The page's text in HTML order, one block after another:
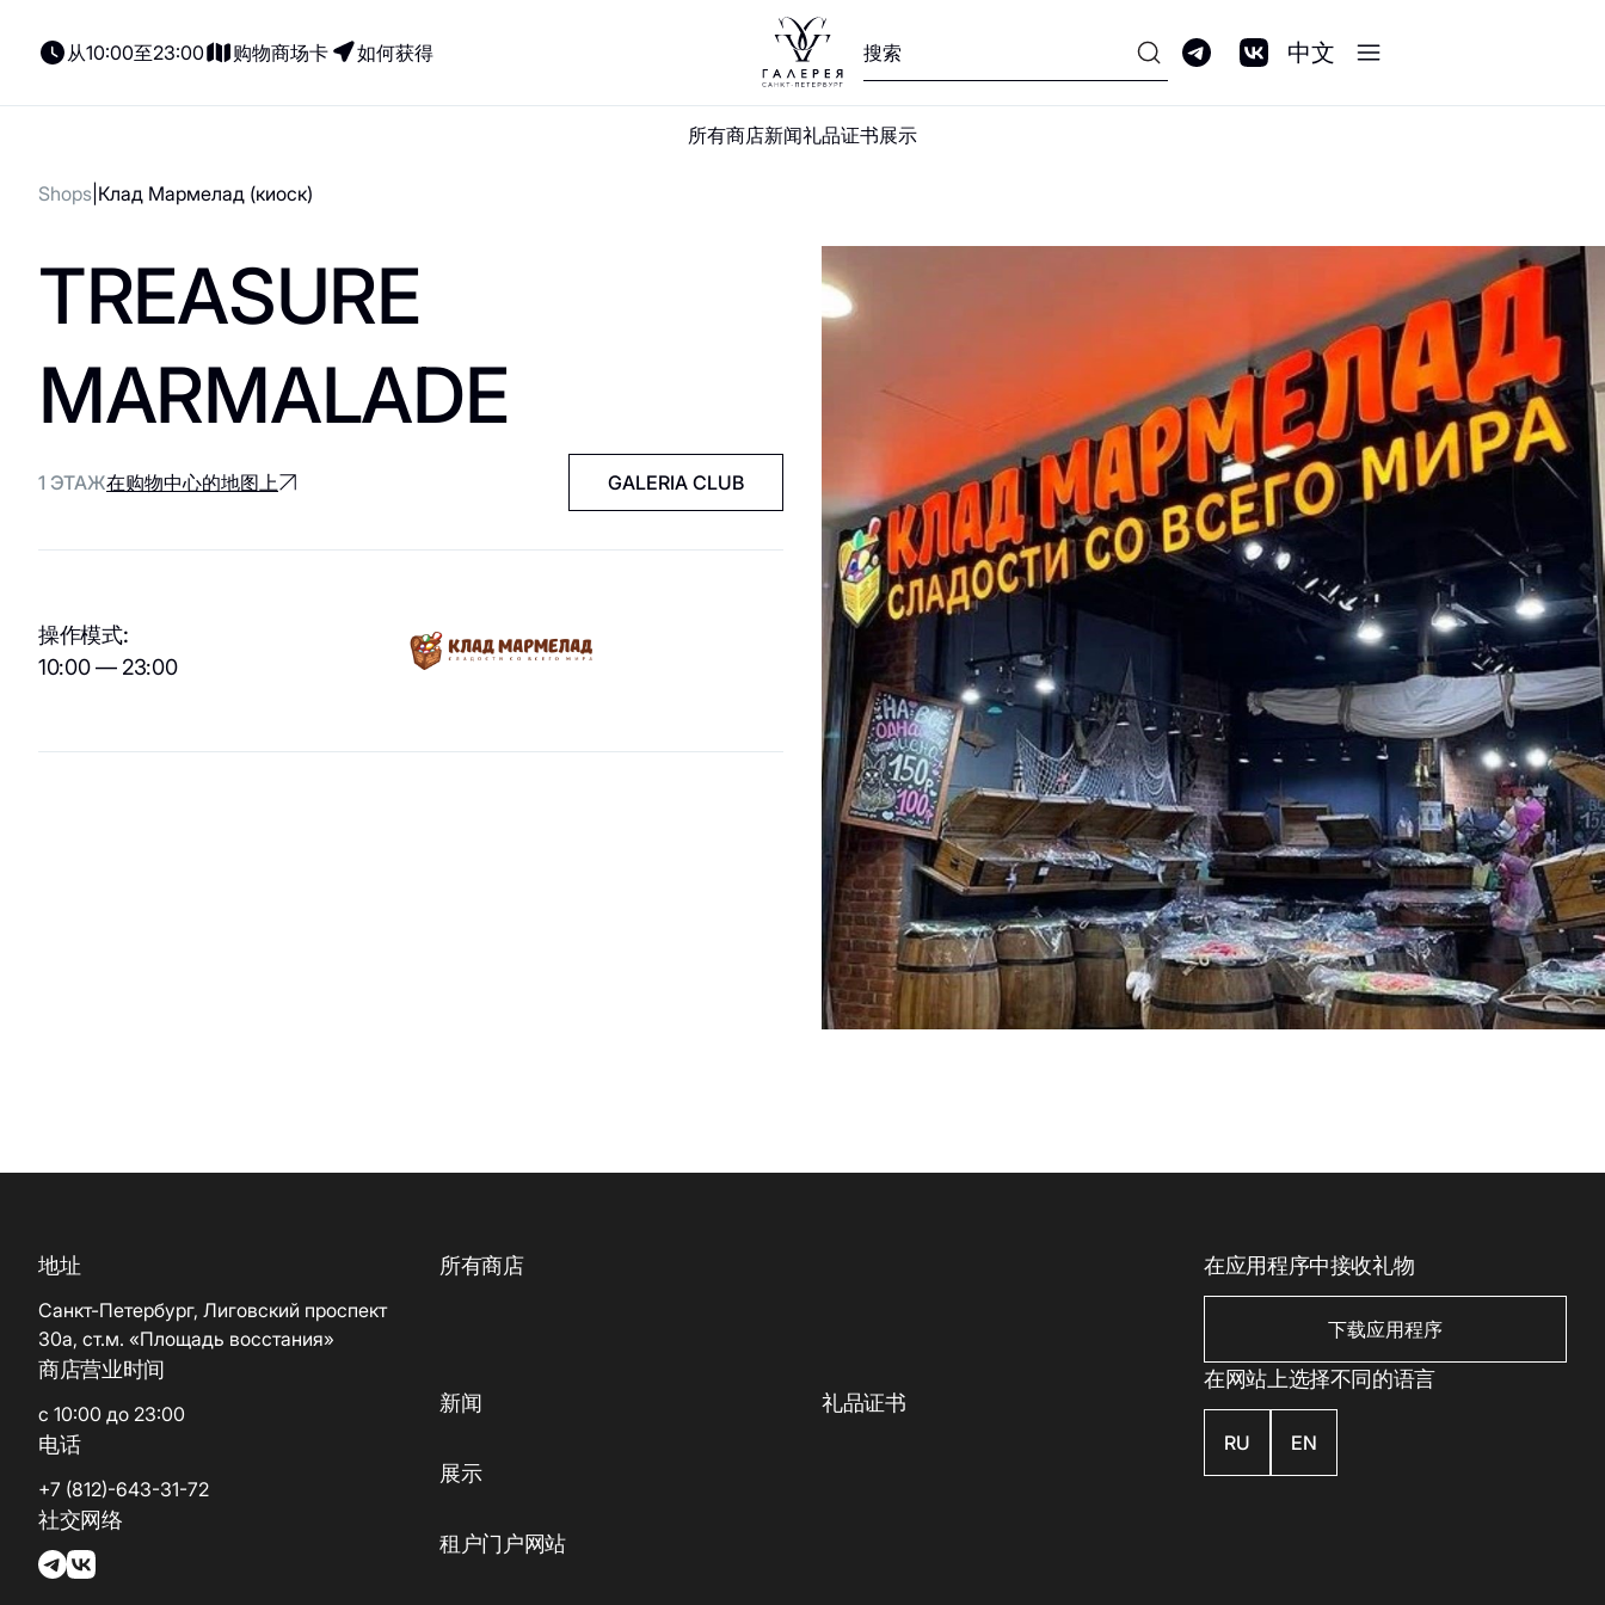
从10:00至23:00 购物商场卡 如何获得 中文
所有商店新闻礼品证书展示
所有商店
所有商店
内衣
鞋子与箱包
美丽与健康
电子产品、书籍及家
用电器
意大利餐
coffee-sweets
格魯吉亞菜
素食主義者/素食主
印象丝路
新闻
展示
租户门户网站
ЛОЯЛЬНОСТИ GALERIA
Скачать приложение
Shops Клад Мармелад (киоск)
TREASURE
MARMALADE
1 ЭТАЖ在购物中心的地图上 GALERIA CLUB
操作模式:
10:00 — 23:00
地址
Санкт-Петербург, Лиговский проспект
30а, ст.м. «Площадь восстания»
商店营业时间
с 10:00 до 23:00
电话
+7 (812)-643-31-72
社交网络
所有商店
新闻 礼品证书
展示
租户门户网站
在应用程序中接收礼物
下载应用程序
在网站上选择不同的语言
RU EN